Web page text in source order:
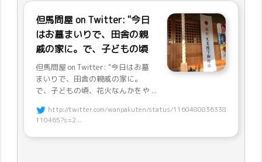
但馬問屋 on Twitter: "今日
はお墓まいりで、田舎の親
戚の家に。で、子どもの頃
但馬問屋 on Twitter: "今日はお墓
まいりで、田舎の親戚の家に。
で、子どもの頃、花火なんかをや ...
http://twitter.com/wanpakuten/status/1160480836338
110465?s=2...